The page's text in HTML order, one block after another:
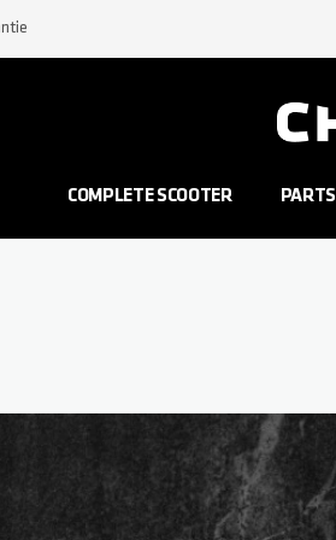
COMPLETE SCOOTER PARTS